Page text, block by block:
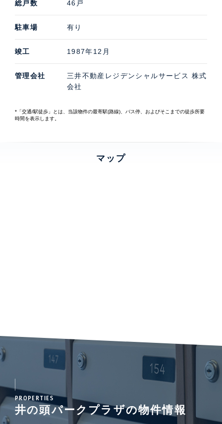
総戸数 46戸
駐車場 有り
竣工 1987年12月
管理会社
三井不動産レジデンシャルサービス 株式
会社
*「交通/駅徒歩」とは、当該物件の最寄駅(路線)、バス停、およびそこまでの徒歩所要
時間を表示します。
マップ
PROPERTIES
井の頭パークプラザの物件情報